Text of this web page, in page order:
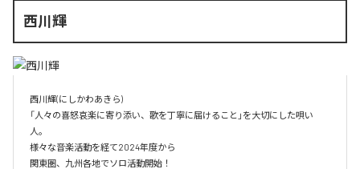
西川輝
西川輝(にしかわあきら)
「人々の喜怒哀楽に寄り添い、歌を丁寧に届けること」を大切にした唄い
人。
様々な音楽活動を経て2024年度から
関東圏、九州各地でソロ活動開始！